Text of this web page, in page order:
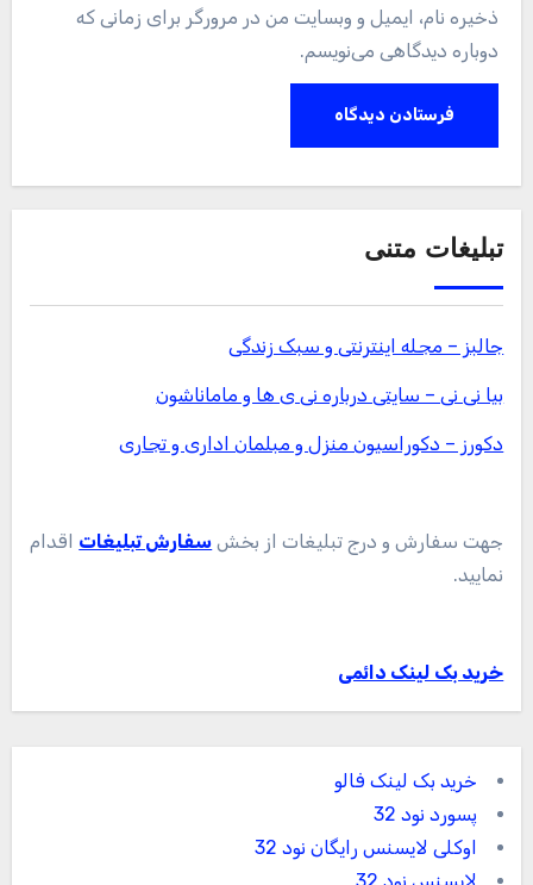
ذخیره نام، ایمیل و وبسایت من در مرورگر برای زمانی که
دوباره دیدگاهی می‌نویسم.
تبلیغات متنی
جالبز – مجله اینترنتی و سبک زندگی
بیا نی نی – سایتی درباره نی ی ها و ماماناشون
دکورز – دکوراسیون منزل و مبلمان اداری و تجاری
جهت سفارش و درج تبلیغات از بخش سفارش تبلیغات اقدام
نمایید.
خرید بک لینک دائمی
خرید بک لینک فالو
پسورد نود 32
اوکلی لایسنس رایگان نود 32